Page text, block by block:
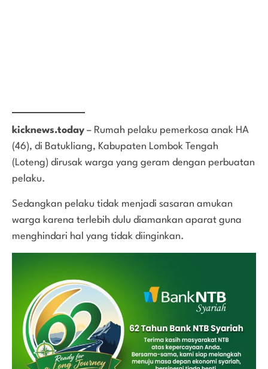
kicknews.today – Rumah pelaku pemerkosa anak HA
(46), di Batukliang, Kabupaten Lombok Tengah
(Loteng) dirusak warga yang geram dengan perbuatan
pelaku.
Sedangkan pelaku tidak menjadi sasaran amukan
warga karena terlebih dulu diamankan aparat guna
menghindari hal yang tidak diinginkan.